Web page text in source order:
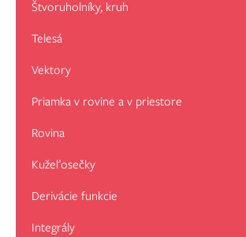
Štvoruholníky, kruh
Telesá
Vektory
Priamka v rovine a v priestore
Rovina
Kužeľosečky
Derivácie funkcie
Integrály